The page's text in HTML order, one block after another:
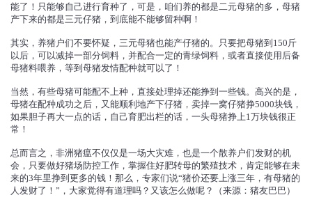
能了！只能够自己进行育种了，可是，咱们养的都是二元母猪的多，母猪
产下来的都是三元仔猪，到底能不能够留种啊！
其实，养猪户们不要怀疑，三元母猪也能产仔猪的。只要把母猪到150斤
以后，可以减掉一部分饲料，并配合一定的青绿饲料，或者直接使用后备
母猪料喂养，等到母猪发情配种就可以了！
当然，有些母猪可能配不上种，直接处理掉还能挣到一些钱。高兴的是，
母猪在配种成功之后，又能顺利地产下仔猪，卖掉一窝仔猪挣5000块钱，
如果胆子再大一点的话，自己育肥出栏的话，一头母猪挣上1万块钱很正
常！
总而言之，非洲猪瘟不仅仅是一场大灾难，也是一个散养户们发财的机
会，只要做好猪场防控工作，掌握住好肥转母的繁殖技术，肯定能够在未
来的3年里挣到更多的钱！那么，专家们说“猪价还要上涨三年，有母猪的
人发财了！”，大家觉得有道理吗？又该怎么做呢？（来源：猪友巴巴）